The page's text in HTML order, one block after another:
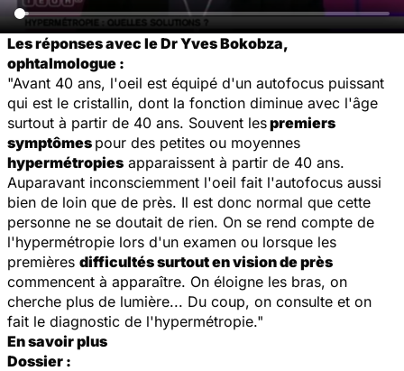
Les réponses avec le Dr Yves Bokobza,
ophtalmologue :
"Avant 40 ans, l'oeil est équipé d'un autofocus puissant
qui est le cristallin, dont la fonction diminue avec l'âge
surtout à partir de 40 ans. Souvent lespremiers
symptômes pour des petites ou moyennes
hypermétropies apparaissent à partir de 40 ans.
Auparavant inconsciemment l'oeil fait l'autofocus aussi
bien de loin que de près. Il est donc normal que cette
personne ne se doutait de rien. On se rend compte de
l'hypermétropie lors d'un examen ou lorsque les
premières difficultés surtout en vision de près
commencent à apparaître. On éloigne les bras, on
cherche plus de lumière... Du coup, on consulte et on
fait le diagnostic de l'hypermétropie."
En savoir plus
Dossier :